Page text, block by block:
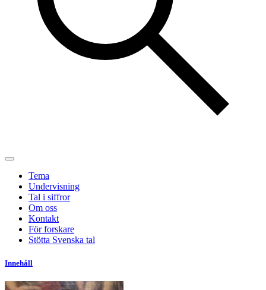
Tema
Undervisning
Tal i siffror
Om oss
Kontakt
För forskare
Stötta Svenska tal
Innehåll